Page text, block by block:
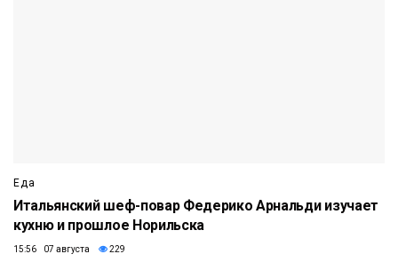
Еда
Итальянский шеф-повар Федерико Арнальди изучает
кухню и прошлое Норильска
15:56 07 августа 229